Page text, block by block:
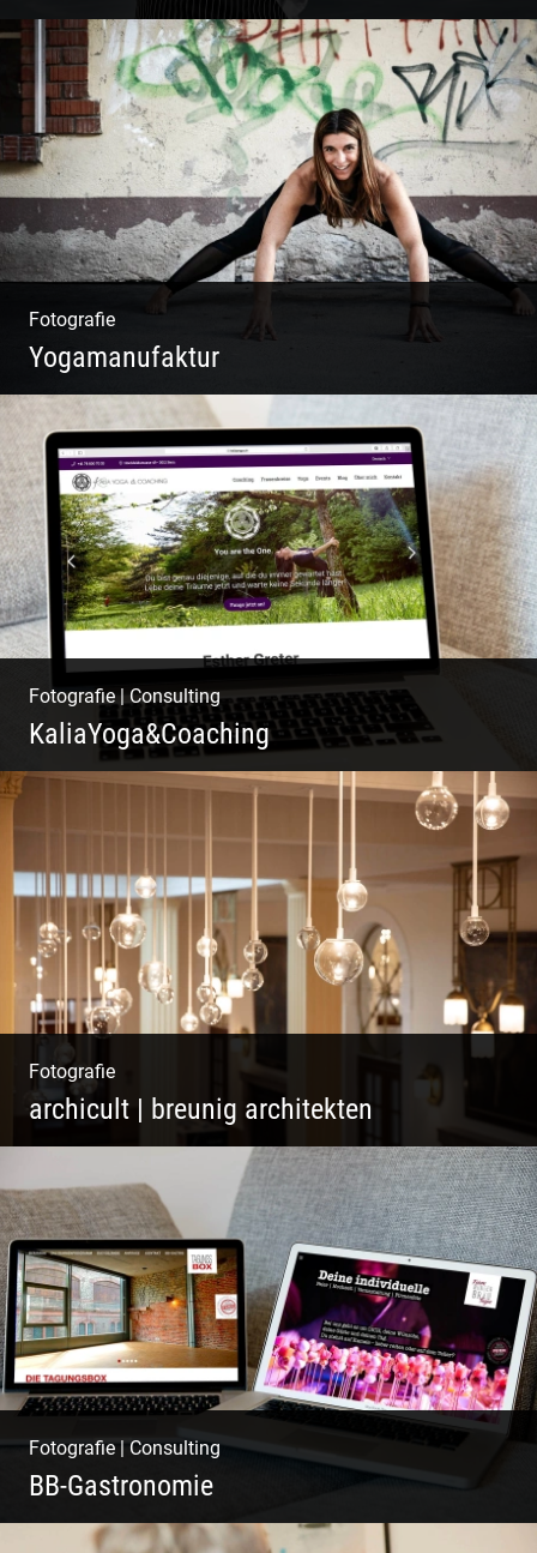
W.U.F.O. Food Orbiter | Event Gastronomie |
Catering Service | Essen & Trinken
Fotografie
Yogamanufaktur
Yoga | Fashion | Cool & symphatisch
Fotografie|Consulting
KaliaYoga&Coaching
Pint- & Webdesign, Fotografie & Corporate-
Fotografie
archicult | breunig architekten
Wasser im Fluss der Kurstadt
Fotografie|Consulting
BB-Gastronomie